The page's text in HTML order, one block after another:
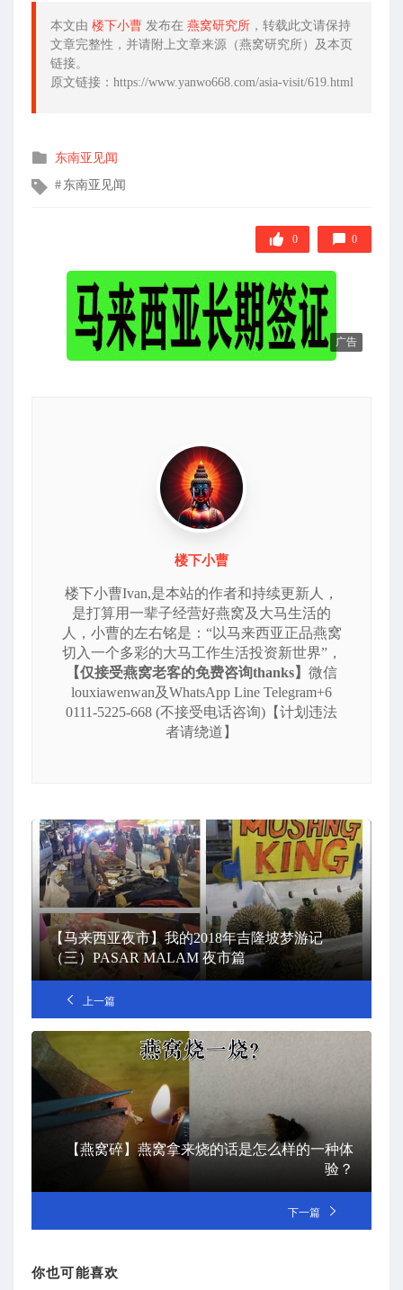
本文由 楼下小曹 发布在 燕窝研究所 ，转载此文请保持
文章完整性，并请附上文章来源（燕窝研究所）及本页
链接。
原文链接：https://www.yanwo668.com/asia-visit/619.html
发
在
东南亚见闻
文 东南亚见闻
0 0
广告
楼下小曹
楼下小曹Ivan,是本站的作者和持续更新人，
是打算用一辈子经营好燕窝及大马生活的
人，小曹的左右铭是：“以马来西亚正品燕窝
切入一个多彩的大马工作生活投资新世界”，
【仅接受燕窝老客的免费咨询thanks】 微信
louxiawenwan及WhatsApp Line Telegram+6
0111-5225-668 (不接受电话咨询)【计划违法
者请绕道】
【马来西亚夜市】我的2018年吉隆坡梦游记
（三）PASAR MALAM 夜市篇
上一篇
【燕窝碎】燕窝拿来烧的话是怎么样的一种体
验？
下一篇
你也可能喜欢